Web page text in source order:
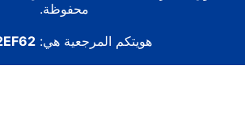
محفوظة.
هويتكم المرجعية هي: